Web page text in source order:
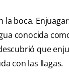
boca.
conocida
que
con las llagas.